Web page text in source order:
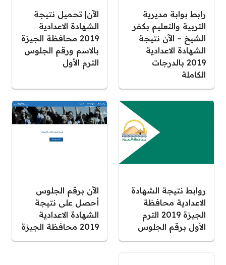
رابط بوابة مديرية
التربية والتعليم بكفر
الشيخ – الآن نتيجة
الشهادة الاعدادية
2019 بالدرجات
الكاملة
الآن| تحميل نتيجة
الشهادة الاعدادية
2019 محافظة الجيزة
بالاسم ورقم الجلوس
الترم الأول
روابط نتيجة الشهادة
الاعدادية محافظة
الجيزة 2019 الترم
الأول برقم الجلوس
الآن برقم الجلوس
أحصل على نتيجة
الشهادة الاعدادية
2019 محافظة الجيزة